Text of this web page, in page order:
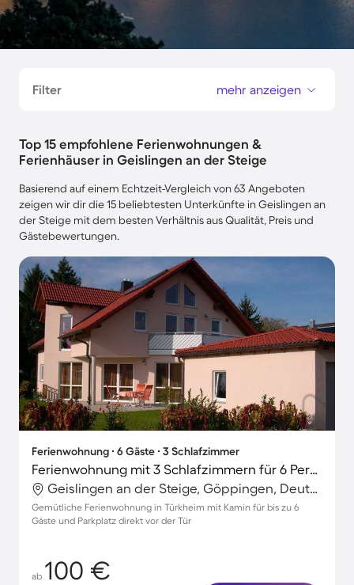
Filter mehr anzeigen
Top 15 empfohlene Ferienwohnungen &
Ferienhäuser in Geislingen an der Steige
Basierend auf einem Echtzeit-Vergleich von 63 Angeboten
zeigen wir dir die 15 beliebtesten Unterkünfte in Geislingen an
der Steige mit dem besten Verhältnis aus Qualität, Preis und
Gästebewertungen.
Ferienwohnung ∙ 6 Gäste ∙ 3 Schlafzimmer
Ferienwohnung mit 3 Schlafzimmern für 6 Personen
Geislingen an der Steige, Göppingen, Deutschland
Gemütliche Ferienwohnung in Türkheim mit Kamin für bis zu 6
Gäste und Parkplatz direkt vor der Tür
ab 100 €